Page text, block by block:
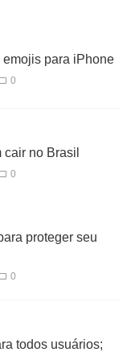
para iPhone
0
no Brasil
0
proteger seu
0
todos usuários;